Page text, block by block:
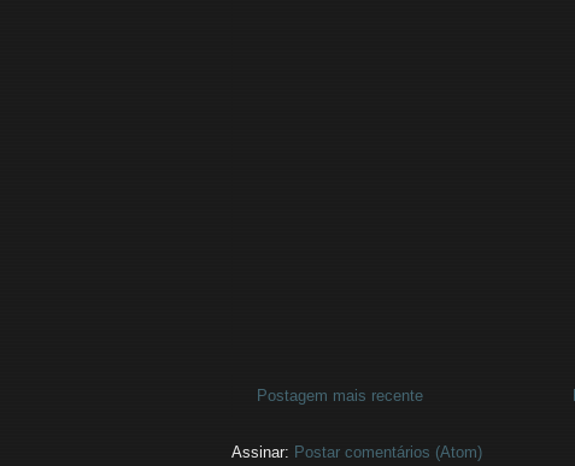
Postagem mais recente
Assinar: Postar comentários (Atom)